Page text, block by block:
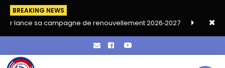
BREAKING NEWS
campagne de renouvellement 2026‑2027 Grand café de